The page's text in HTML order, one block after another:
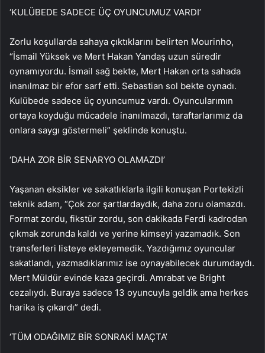
‘KULÜBEDE SADECE ÜÇ OYUNCUMUZ VARDI’
Zorlu koşullarda sahaya çıktıklarını belirten Mourinho,
“İsmail Yüksek ve Mert Hakan Yandaş uzun süredir
oynamıyordu. İsmail sağ bekte, Mert Hakan orta sahada
inanılmaz bir efor sarf etti. Sebastian sol bekte oynadı.
Kulübede sadece üç oyuncumuz vardı. Oyuncularımın
ortaya koyduğu mücadele inanılmazdı, taraftarlarımız da
onlara saygı göstermeli” şeklinde konuştu.
‘DAHA ZOR BİR SENARYO OLAMAZDI’
Yaşanan eksikler ve sakatlıklarla ilgili konuşan Portekizli
teknik adam, “Çok zor şartlardaydık, daha zoru olamazdı.
Format zordu, fikstür zordu, son dakikada Ferdi kadrodan
çıkmak zorunda kaldı ve yerine kimseyi yazamadık. Son
transferleri listeye ekleyemedik. Yazdığımız oyuncular
sakatlandı, yazmadıklarımız ise oynayabilecek durumdaydı.
Mert Müldür evinde kaza geçirdi. Amrabat ve Bright
cezalıydı. Buraya sadece 13 oyuncuyla geldik ama herkes
harika iş çıkardı” dedi.
‘TÜM ODAĞIMIZ BİR SONRAKİ MAÇTA’